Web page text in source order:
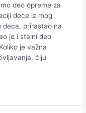
deo opreme za
dece iz mog
deca, prirastao na
je i stalni deo
je važna
čiju